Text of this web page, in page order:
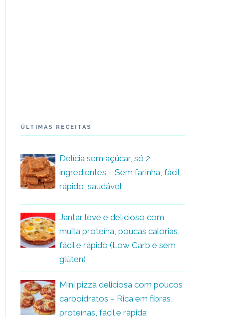
ÚLTIMAS RECEITAS
Delícia sem açúcar, só 2
ingredientes – Sem farinha, fácil,
rápido, saudável
Jantar leve e delicioso com
muita proteína, poucas calorias,
fácil e rápido (Low Carb e sem
glúten)
Mini pizza deliciosa com poucos
carboidratos – Rica em fibras,
proteínas, fácil e rápida